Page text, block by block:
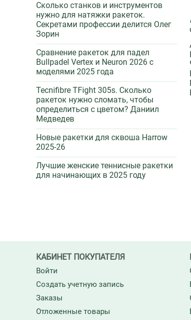
Сколько станков и инструментов
нужно для натяжки ракеток.
Секретами профессии делится Олег
Зорин
Сравнение ракеток для падел
Bullpadel Vertex и Neuron 2026 c
моделями 2025 года
Tecnifibre TFight 305s. Сколько
ракеток нужно сломать, чтобы
определиться с цветом? Даниил
Медведев
Новые ракетки для сквоша Harrow
2025-26
Лучшие женские теннисные ракетки
для начинающих в 2025 году
КАБИНЕТ ПОКУПАТЕЛЯ
Войти
Создать учетную запись
Заказы
Отложенные товары